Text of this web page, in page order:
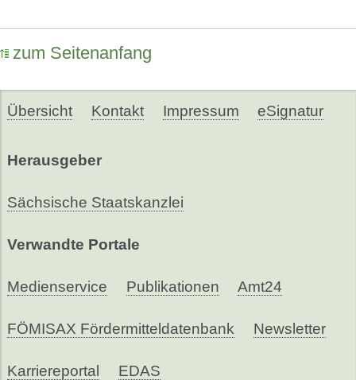
zum Seitenanfang
Übersicht Kontakt Impressum eSignatur
Herausgeber
Sächsische Staatskanzlei
Verwandte Portale
Medienservice Publikationen Amt24
FÖMISAX Fördermitteldatenbank Newsletter
Karriereportal EDAS